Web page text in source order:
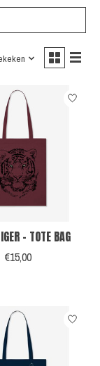
- TOTE BAG
€15,00